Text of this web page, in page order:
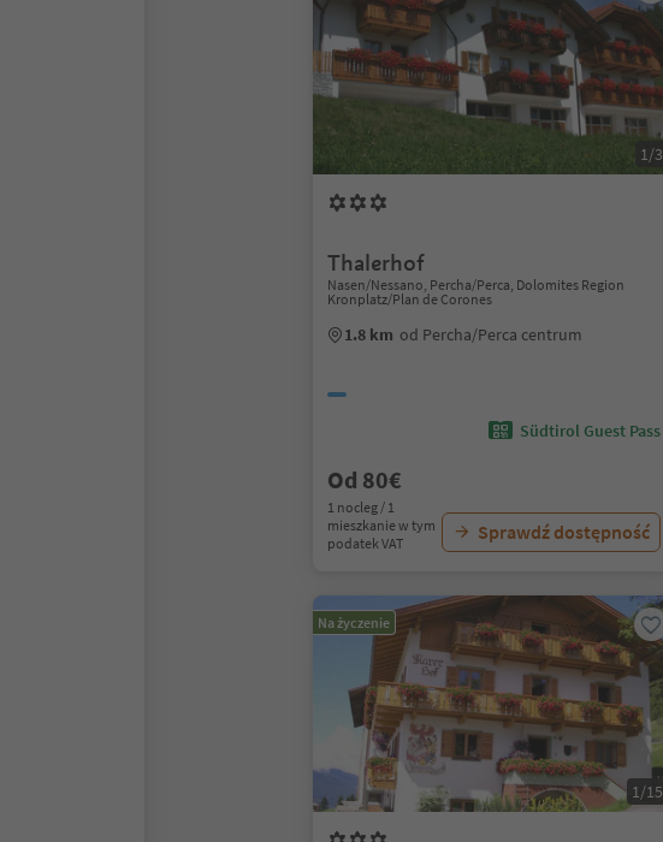
1/3
Thalerhof
Nasen/Nessano, Percha/Perca, Dolomites Region
Kronplatz/Plan de Corones
1.8 km od Percha/Perca centrum
Südtirol Guest Pass
Od 80€
1 nocleg / 1
mieszkanie w tym
podatek VAT
Sprawdź dostępność
Na życzenie
1/15